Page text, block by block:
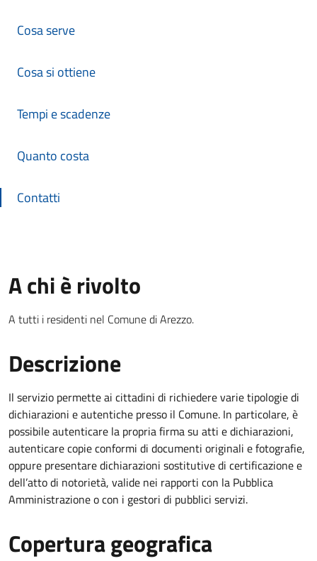
Cosa serve
Cosa si ottiene
Tempi e scadenze
Quanto costa
Contatti
A chi è rivolto
A tutti i residenti nel Comune di Arezzo.
Descrizione
Il servizio permette ai cittadini di richiedere varie tipologie di
dichiarazioni e autentiche presso il Comune. In particolare, è
possibile autenticare la propria firma su atti e dichiarazioni,
autenticare copie conformi di documenti originali e fotografie,
oppure presentare dichiarazioni sostitutive di certificazione e
dell’atto di notorietà, valide nei rapporti con la Pubblica
Amministrazione o con i gestori di pubblici servizi.
Copertura geografica